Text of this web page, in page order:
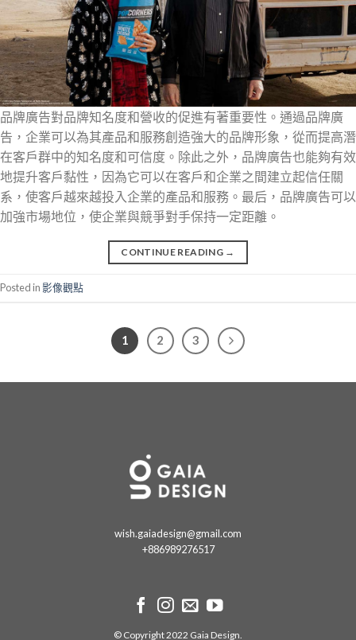
品牌廣告對品牌知名度和營收的促進有著重要性。通過品牌廣
告，企業可以為其產品和服務創造強大的品牌形象，從而提高潛
在客戶群中的知名度和可信度。除此之外，品牌廣告也能夠有效
地提升客戶黏性，因為它可以在客戶和企業之間建立起信任關
系，使客戶越來越投入企業的產品和服務。最后，品牌廣告可以
加強市場地位，使企業與競爭對手保持一定距離。
CONTINUE READING →
Posted in影像觀點
1 2 3
wish.gaiadesign@gmail.com
+886989276517
© Copyright 2022 Gaia Design.